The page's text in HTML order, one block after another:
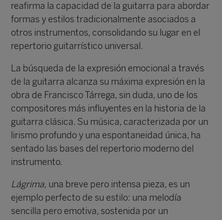
reafirma la capacidad de la guitarra para abordar
formas y estilos tradicionalmente asociados a
otros instrumentos, consolidando su lugar en el
repertorio guitarrístico universal.
La búsqueda de la expresión emocional a través
de la guitarra alcanza su máxima expresión en la
obra de Francisco Tárrega, sin duda, uno de los
compositores más influyentes en la historia de la
guitarra clásica. Su música, caracterizada por un
lirismo profundo y una espontaneidad única, ha
sentado las bases del repertorio moderno del
instrumento.
Lágrima, una breve pero intensa pieza, es un
ejemplo perfecto de su estilo: una melodía
sencilla pero emotiva, sostenida por un